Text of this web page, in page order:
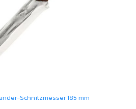
Schnitzmesser 185 mm